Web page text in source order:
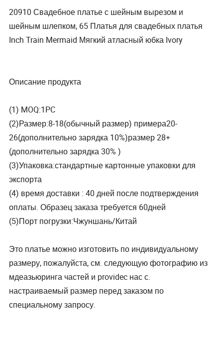
20910 Свадебное платье с шейным вырезом и
шейным шлепком, 65 Платья для свадебных платья
Inch Train Mermaid Мягкий атласный юбка Ivory
Описание продукта
(1) MOQ:1PC
(2)Размер:8-18(обычный размер) примера20-
26(дополнительно зарядка 10%)размер 28+
(дополнительно зарядка 30% )
(3)Упаковка:стандартные картонные упаковки для
экспорта
(4) время доставки : 40 дней после подтверждения
оплаты. Образец заказа требуется 60дней
(5)Порт погрузки:Чжуншань/Китай
Это платье можно изготовить по индивидуальному
размеру, пожалуйста, см. следующую фотографию из
мдеазьюринга частей и providec нас с.
настраиваемый размер перед заказом по
специальному запросу.